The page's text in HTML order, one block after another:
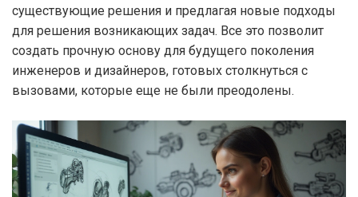
существующие решения и предлагая новые подходы
для решения возникающих задач. Все это позволит
создать прочную основу для будущего поколения
инженеров и дизайнеров, готовых столкнуться с
вызовами, которые еще не были преодолены.